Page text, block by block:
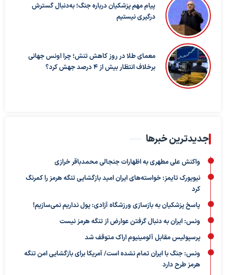
پیام مهم پزشکیان درباره جنگ؛ به‌دنبال گسترش
درگیری نیستیم
معمای طلا در روز کاهش تنش؛ چرا اونس جهانی
برخلاف انتظار بیش از ۴ درصد جهش کرد؟
جدیدترین خبرها
واکنش علی مطهری به اظهارات جنجالی محمدباقر خرازی
نیویورک تایمز: خواسته‌های ایران امید بازگشایی تنگه هرمز را کمرنگ
کرد
پاسخ پزشکیان به بازسازی ورزشگاه آزادی: پول نداریم نمی‌سازیم!
ونس: ایران به دنبال گرفتن عوارض از تنگه هرمز نیست
پرسپولیس مقابل آلومینیوم اراک متوقف شد
ونس: جنگ با ایران تمام نشده است/ آمریکا برای بازگشایی امن تنگه
هرمز طرح دارد